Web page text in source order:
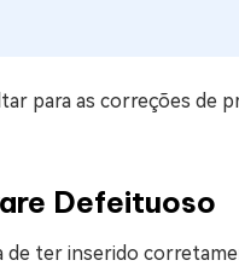
para as correções de
Defeituoso
ter inserido